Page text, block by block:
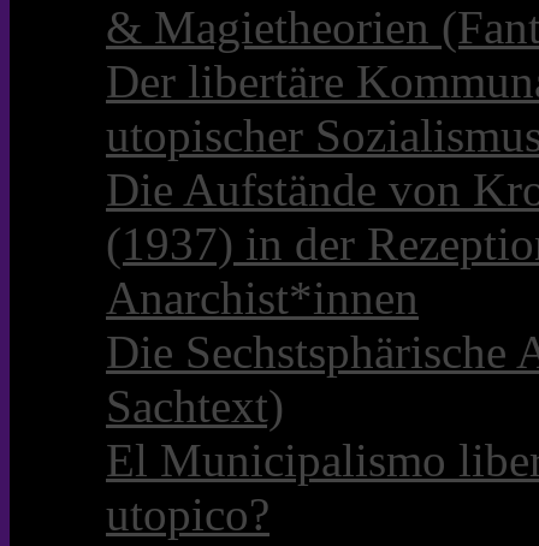
& Magietheorien
Der libertäre
utopischer
Die Aufstände von
(1937) in der
Anarchist*innen
Die Sechstsphärische
Sachtext)
El Municipalismo
utopico?